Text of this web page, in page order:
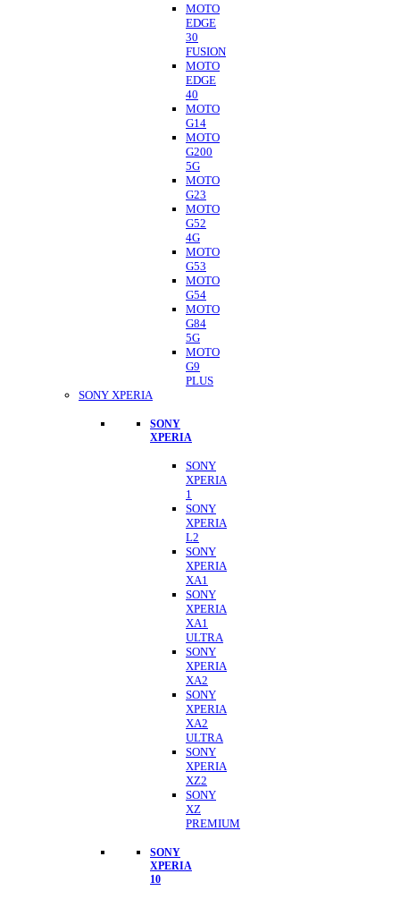
MOTO
EDGE
30
FUSION
MOTO
EDGE
40
MOTO
G14
MOTO
G200
5G
MOTO
G23
MOTO
G52
4G
MOTO
G53
MOTO
G54
MOTO
G84
5G
MOTO
G9
PLUS
SONY XPERIA
SONY
XPERIA
SONY
XPERIA
1
SONY
XPERIA
L2
SONY
XPERIA
XA1
SONY
XPERIA
XA1
ULTRA
SONY
XPERIA
XA2
SONY
XPERIA
XA2
ULTRA
SONY
XPERIA
XZ2
SONY
XZ
PREMIUM
SONY
XPERIA
10